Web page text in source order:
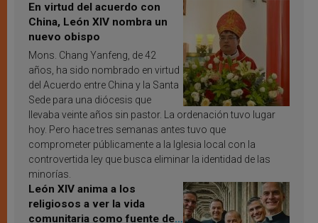
En virtud del acuerdo con
China, León XIV nombra un
nuevo obispo
Mons. Chang Yanfeng, de 42
años, ha sido nombrado en virtud
del Acuerdo entre China y la Santa
Sede para una diócesis que
llevaba veinte años sin pastor. La ordenación tuvo lugar
hoy. Pero hace tres semanas antes tuvo que
comprometer públicamente a la Iglesia local con la
controvertida ley que busca eliminar la identidad de las
minorías.
León XIV anima a los
religiosos a ver la vida
comunitaria como fuente de